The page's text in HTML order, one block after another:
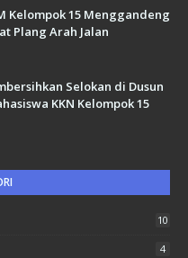
Kelompok 15 Menggandeng
Plang Arah Jalan
Selokan di Dusun
KKN Kelompok 15
10
4